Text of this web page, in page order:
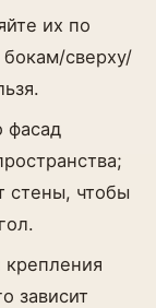
их по
сверху/
фасад
стены, чтобы
крепления
зависит